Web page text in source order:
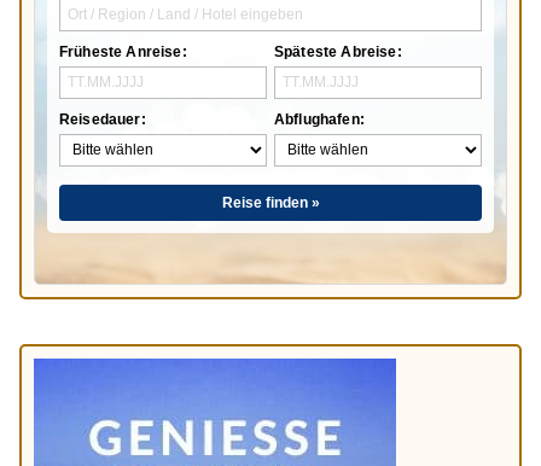
Früheste Anreise:
Reisedauer:
Späteste Abreise:
Abflughafen:
Reise finden »